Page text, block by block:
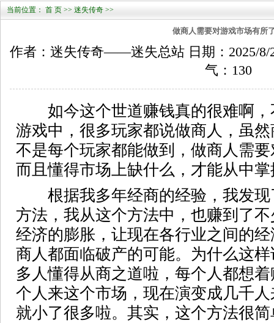
当前位置： 首 页 >> 迷失传奇 >>
做商人需要对游戏市场有所
作者：迷失传奇——迷失总站 日期：2025/8/
气： 130
如今这个世道赚钱真的很难啊，
游戏中，很多玩家都说做商人，虽
不是每个玩家都能做到，做商人需
而且懂得市场上缺什么，才能从中
根据我多年经商的经验，我发现
方法，我从这个方法中，也赚到了
经济的膨胀，让现在各行业之间的
商人都面临破产的可能。为什么这
多人懂得从商之道啦，每个人都想
个人来这个市场，现在演变成几千
就小了很多啦。其实，这个方法很